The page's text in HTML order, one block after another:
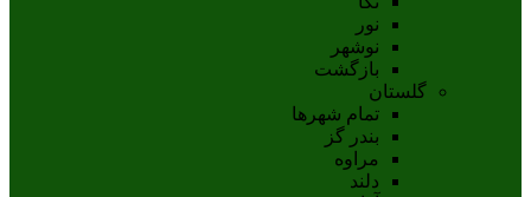
نور
نوشهر
بازگشت
گلستان
تمام شهر‌ها
بندر گز
مراوه
دلند